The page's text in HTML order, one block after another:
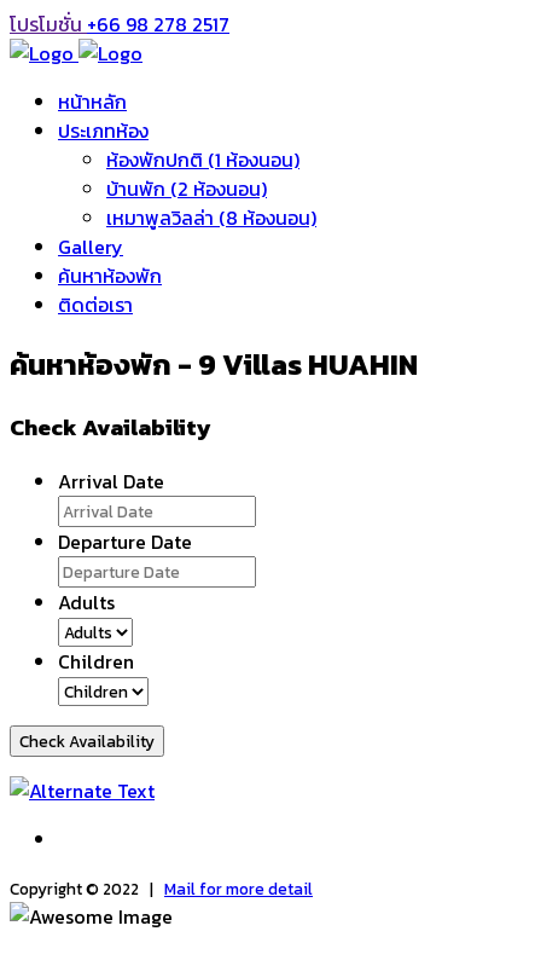
โปรโมชั่น +66 98 278 2517
หน้าหลัก
ประเภทห้อง
ห้องพักปกติ (1 ห้องนอน)
บ้านพัก (2 ห้องนอน)
เหมาพูลวิลล่า (8 ห้องนอน)
Gallery
ค้นหาห้องพัก
ติดต่อเรา
ค้นหาห้องพัก - 9 Villas HUAHIN
Check Availability
Arrival Date
Departure Date
Adults
Children
Check Availability
Copyright © 2022 | Mail for more detail